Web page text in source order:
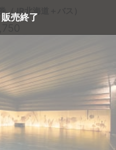
売終了
（JR北海道＋バス）